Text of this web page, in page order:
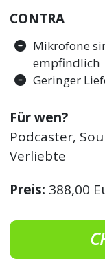
CONTRA
Mikrofone
empfindlich
Geringer
Für wen?
Podcaster,
Verliebte
Preis: 388,00